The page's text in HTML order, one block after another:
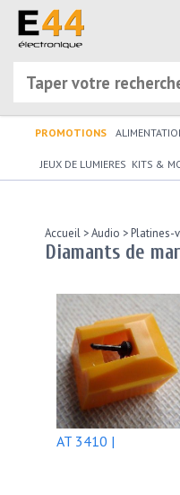
PROMOTIONS
JEUX DE LUMIERES KITS &
Accueil >Audio >Platines-
Diamants de
AT 3410 |